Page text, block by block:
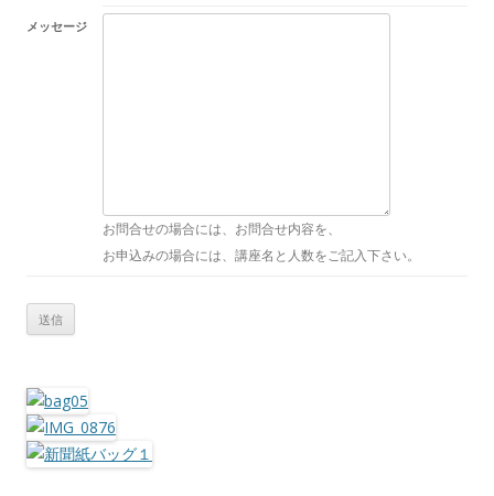
メッセージ
お問合せの場合には、お問合せ内容を、
お申込みの場合には、講座名と人数をご記入下さい。